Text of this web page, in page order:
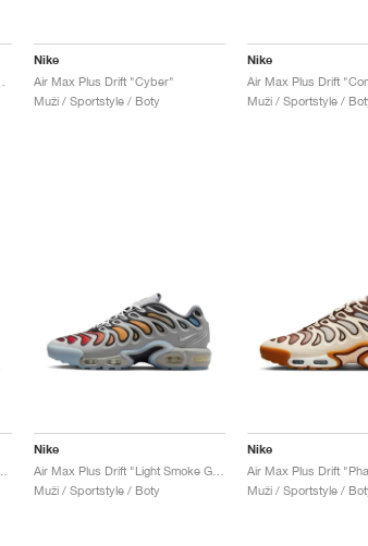
Nike
Air Max Plus Drift "Cyber"
Muži / Sportstyle / Boty
Nike
Air Max Plus Drift
Muži / Sportstyle /
Nike
Air Max Plus Drift "Light Smoke Grey"
Muži / Sportstyle / Boty
Nike
Muži / Sportstyle /